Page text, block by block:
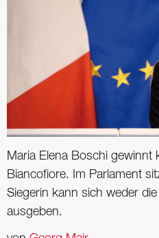
Maria Elena Boschi gewinnt
Biancofiore. Im Parlament
Siegerin kann sich weder
ausgeben.